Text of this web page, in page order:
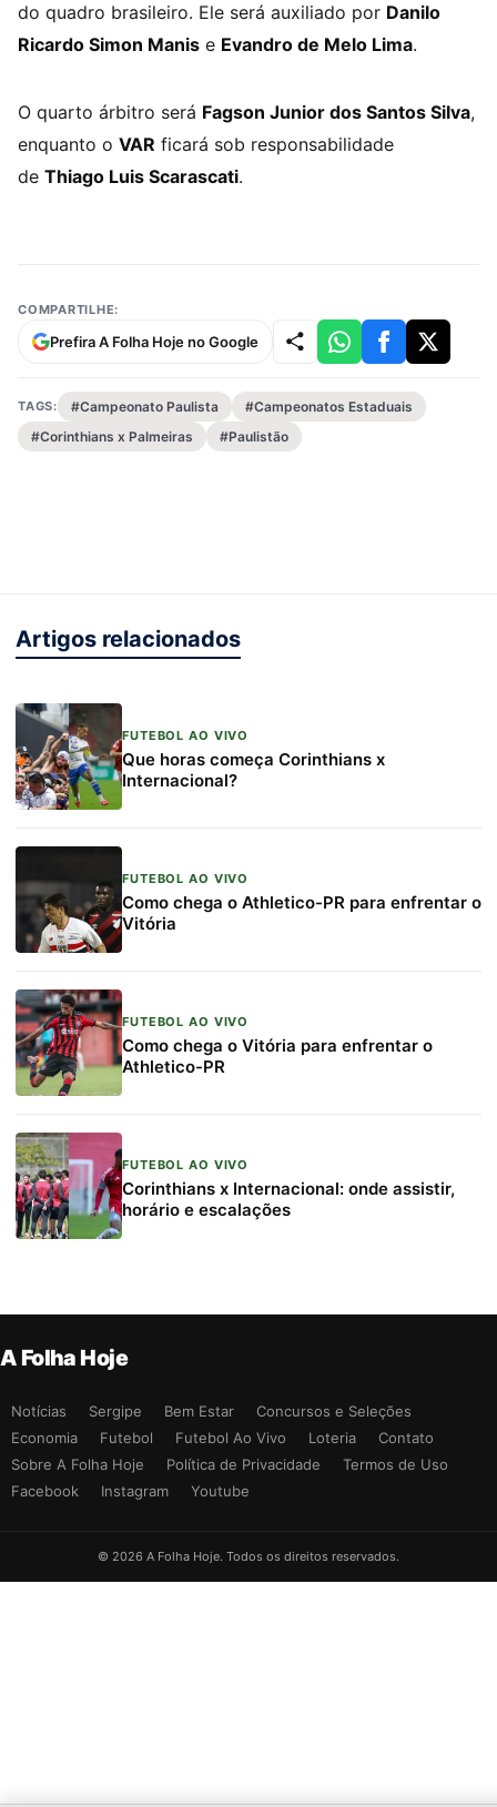
do quadro brasileiro. Ele será auxiliado por Danilo
Ricardo Simon Manis e Evandro de Melo Lima.
O quarto árbitro será Fagson Junior dos Santos Silva,
enquanto o VAR ficará sob responsabilidade
de Thiago Luis Scarascati.
COMPARTILHE:
Prefira A Folha Hoje no Google
TAGS: #Campeonato Paulista
#Campeonatos Estaduais
#Corinthians x Palmeiras
#Paulistão
Artigos relacionados
FUTEBOL AO VIVO
Que horas começa Corinthians x
Internacional?
FUTEBOL AO VIVO
Como chega o Athletico-PR para enfrentar o
Vitória
FUTEBOL AO VIVO
Como chega o Vitória para enfrentar o
Athletico-PR
FUTEBOL AO VIVO
Corinthians x Internacional: onde assistir,
horário e escalações
A Folha Hoje
Notícias Sergipe Bem Estar
Concursos e Seleções
Economia
Futebol Futebol Ao Vivo Loteria
Contato
Sobre A Folha Hoje
Política de Privacidade
Termos de Uso
Facebook
Instagram Youtube
© 2026 A Folha Hoje. Todos os direitos reservados.